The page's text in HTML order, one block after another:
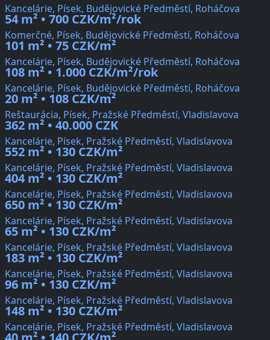
Kancelárie, Písek, Budějovické Předměstí, Roháčova
54 m² • 700 CZK/m²/rok
Komerčné, Písek, Budějovické Předměstí, Roháčova
101 m² • 75 CZK/m²
Kancelárie, Písek, Budějovické Předměstí, Roháčova
108 m² • 1.000 CZK/m²/rok
Kancelárie, Písek, Budějovické Předměstí, Roháčova
20 m² • 108 CZK/m²
Reštaurácia, Písek, Pražské Předměstí, Vladislavova
362 m² • 40.000 CZK
Kancelárie, Písek, Pražské Předměstí, Vladislavova
552 m² • 130 CZK/m²
Kancelárie, Písek, Pražské Předměstí, Vladislavova
404 m² • 130 CZK/m²
Kancelárie, Písek, Pražské Předměstí, Vladislavova
650 m² • 130 CZK/m²
Kancelárie, Písek, Pražské Předměstí, Vladislavova
65 m² • 130 CZK/m²
Kancelárie, Písek, Pražské Předměstí, Vladislavova
183 m² • 130 CZK/m²
Kancelárie, Písek, Pražské Předměstí, Vladislavova
96 m² • 130 CZK/m²
Kancelárie, Písek, Pražské Předměstí, Vladislavova
148 m² • 130 CZK/m²
Kancelárie, Písek, Pražské Předměstí, Vladislavova